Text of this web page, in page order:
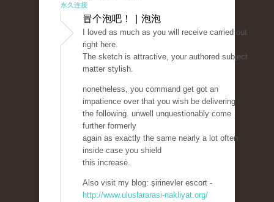
永久连接
冒个泡吧！ | 泡泡
I loved as much as you will receive carried out
right here.
The sketch is attractive, your authored subject
matter stylish.
nonetheless, you command get got an
impatience over that you wish be delivering
the following. unwell unquestionably come
further formerly
again as exactly the same nearly a lot often
inside case you shield
this increase.
Also visit my blog: şirinevler escort -
http://www.uluslararasi-nakliyat.org/